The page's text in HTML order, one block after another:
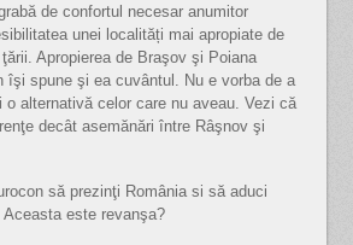
de confortul necesar anumitor
unei localități mai apropiate de
Apropierea de Braşov şi Poiana
îşi spune şi ea cuvântul. Nu e vorba de a
alternativă celor care nu aveau. Vezi că
decât asemănări între Râşnov şi
să prezinţi România si să aduci
este revanşa?